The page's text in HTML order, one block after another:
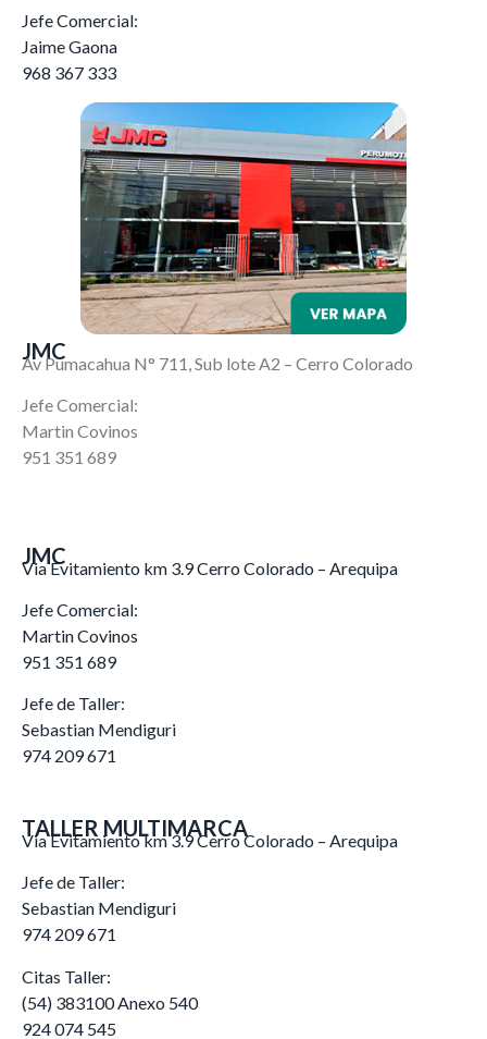
Jefe Comercial:
Jaime Gaona
968 367 333
JMC
Av Pumacahua N° 711, Sub lote A2 – Cerro Colorado
Jefe Comercial:
Martin Covinos
951 351 689
JMC
Via Evitamiento km 3.9 Cerro Colorado – Arequipa
Jefe Comercial:
Martin Covinos
951 351 689
Jefe de Taller:
Sebastian Mendiguri
974 209 671
TALLER MULTIMARCA
Via Evitamiento km 3.9 Cerro Colorado – Arequipa
Jefe de Taller:
Sebastian Mendiguri
974 209 671
Citas Taller:
(54) 383100 Anexo 540
924 074 545